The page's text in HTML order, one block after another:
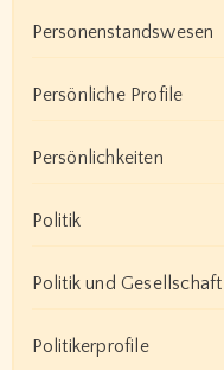
Personenstandswesen
Persönliche Profile
Persönlichkeiten
Politik
Politik und Gesellschaft
Politikerprofile